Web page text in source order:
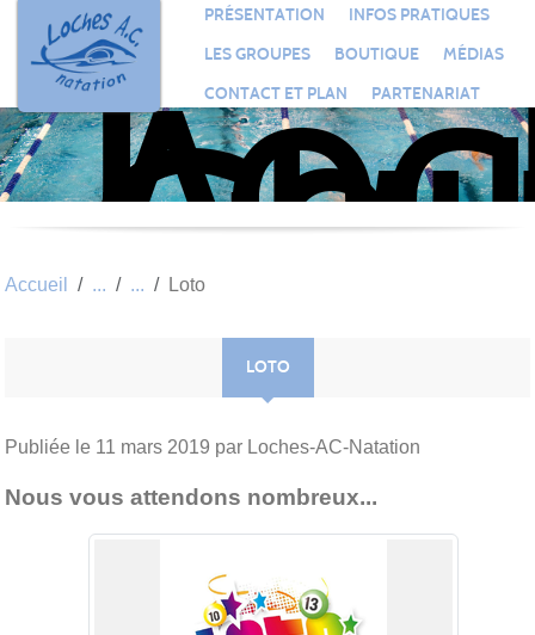
PRÉSENTATION
INFOS PRATIQUES
LES GROUPES
BOUTIQUE
MÉDIAS
CONTACT ET PLAN
PARTENARIAT
Accueil Loto
LOTO
Publiée le 11 mars 2019 par Loches-AC-Natation
Nous vous attendons nombreux...
Panneau de gestion des cookies